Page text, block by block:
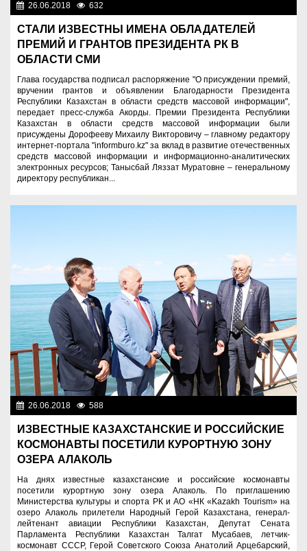
26.06.2018 632
СТАЛИ ИЗВЕСТНЫ ИМЕНА ОБЛАДАТЕЛЕЙ
ПРЕМИЙ И ГРАНТОВ ПРЕЗИДЕНТА РК В
ОБЛАСТИ СМИ
Глава государства подписал распоряжение "О присуждении премий,
вручении грантов и объявлении Благодарности Президента
Республики Казахстан в области средств массовой информации",
передает пресс-служба Акорды. Премии Президента Республики
Казахстан в области средств массовой информации были
присуждены Дорофееву Михаилу Викторовичу – главному редактору
интернет-портала "informburo.kz" за вклад в развитие отечественных
средств массовой информации и информационно-аналитических
электронных ресурсов; Танысбай Ляззат Муратовне – генеральному
директору республикан...
26.06.2018 588
ИЗВЕСТНЫЕ КАЗАХСТАНСКИЕ И РОССИЙСКИЕ
КОСМОНАВТЫ ПОСЕТИЛИ КУРОРТНУЮ ЗОНУ
ОЗЕРА АЛАКОЛЬ
На днях известные казахстанские и российские космонавты
посетили курортную зону озера Алаколь. По приглашению
Министерства культуры и спорта РК и АО «НК «Kazakh Tourism» на
озеро Алаколь прилетели Народный Герой Казахстана, генерал-
лейтенант авиации Республики Казахстан, Депутат Сената
Парламента Республики Казахстан Талгат Мусабаев, летчик-
космонавт СССР, Герой Советского Союза Анатолий Арцебарский,